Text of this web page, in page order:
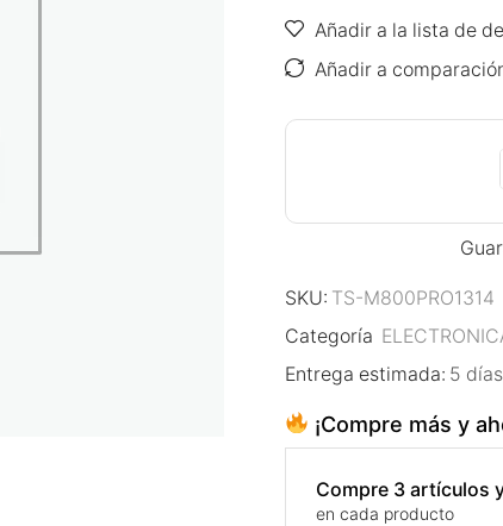
Añadir a la lista de
Añadir a
SKU: TS-M800PRO1314
Categoría
Entrega estimada: 5 días
¡Compre más y
Compre 3 artículos
en cada producto